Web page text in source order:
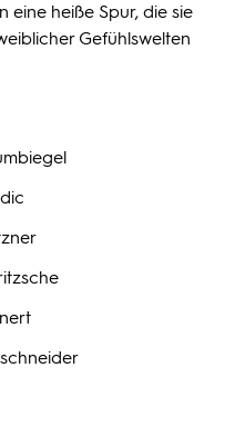
eine heiße Spur, die sie
Gefühlswelten